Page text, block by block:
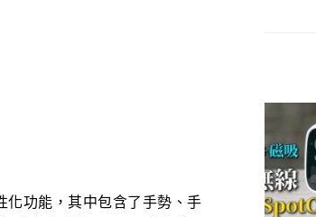
化功能，其中包含了手勢、手